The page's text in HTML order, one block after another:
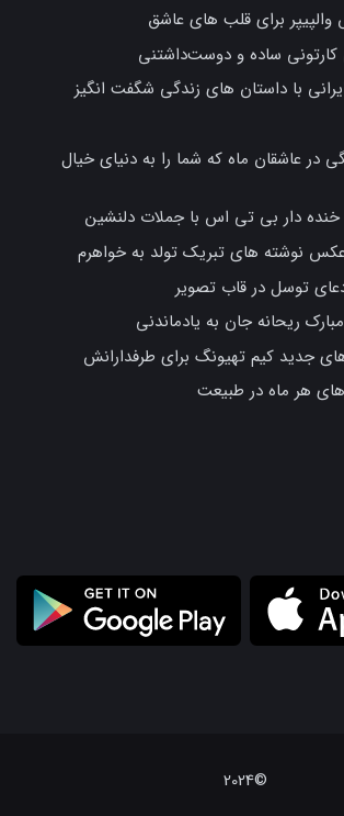
در عاشقان ماه که شما را به دنیای خیال
©2024